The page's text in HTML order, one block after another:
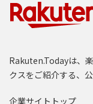
Rakuten.Todayは、
クスをご紹介する、
企業サイトトップ